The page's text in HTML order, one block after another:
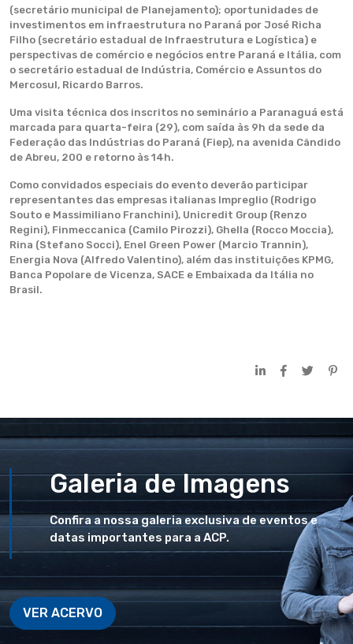
(secretário municipal de Planejamento); oportunidades de
investimentos em infraestrutura no Paraná por José Richa
Filho (secretário estadual de Infraestrutura e Logística) e
perspectivas de comércio e negócios entre Paraná e Itália, com
o secretário estadual de Indústria, Comércio e Assuntos do
Mercosul, Ricardo Barros.
Uma visita técnica dos inscritos no seminário a Paranaguá está
marcada para quarta-feira (29), com saída às 9h da sede da
Federação das Indústrias do Paraná (Fiep), na avenida Cândido
de Abreu, 200 e retorno às 14h.
Como convidados especiais do evento deverão participar
representantes das empresas italianas Impreglio (Rodrigo
Souto e Massimiliano Franchini), Unicredit Group (Renzo
Regini), Finmeccanica (Camilo Pirozzi), Ghella (Rocco Moccia),
Rina (Stefano Socci), Enel Green Power (Marcio Trannin),
Energia Nova (Alfredo Valentino), além das instituições KPMG,
Banca Popolare de Vicenza, SACE e Embaixada da Itália no
Brasil.
Galeria de Imagens
Confira a nossa galeria exclusiva de eventos e
datas importantes para a ACP.
VER ACERVO